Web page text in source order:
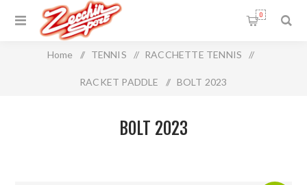
0
Home / TENNIS / RACCHETTE TENNIS /
RACKET PADDLE / BOLT 2023
BOLT 2023